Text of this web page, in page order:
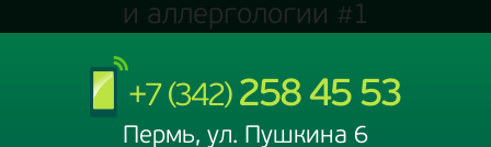
и аллергологии #1
+7 (342) 258 45 53
Пермь, ул. Пушкина 6